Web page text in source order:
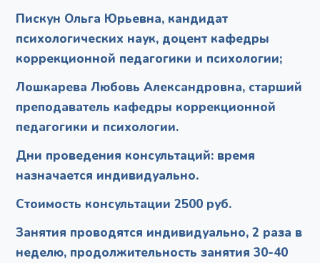
Пискун Ольга Юрьевна, кандидат
психологических наук, доцент кафедры
коррекционной педагогики и психологии;
Лошкарева Любовь Александровна, старший
преподаватель кафедры коррекционной
педагогики и психологии.
Дни проведения консультаций: время
назначается индивидуально.
Стоимость консультации 2500 руб.
Занятия проводятся индивидуально, 2 раза в
неделю, продолжительность занятия 30-40